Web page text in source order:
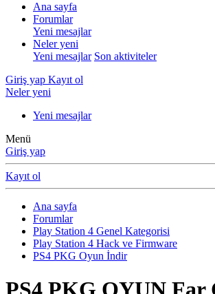
Ana sayfa
Forumlar
Yeni mesajlar
Neler yeni
Yeni mesajlar Son aktiviteler
Giriş yap Kayıt ol
Neler yeni
Yeni mesajlar
Menü
Giriş yap
Kayıt ol
Ana sayfa
Forumlar
Play Station 4 Genel Kategorisi
Play Station 4 Hack ve Firmware
PS4 PKG Oyun İndir